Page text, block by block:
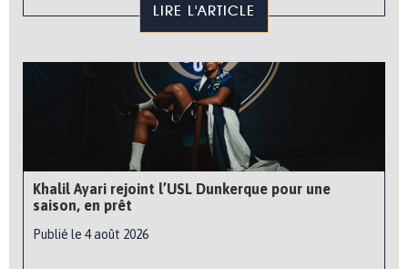
LIRE L'ARTICLE
Khalil Ayari rejoint l’USL Dunkerque pour une
saison, en prêt
Publié le 4 août 2026